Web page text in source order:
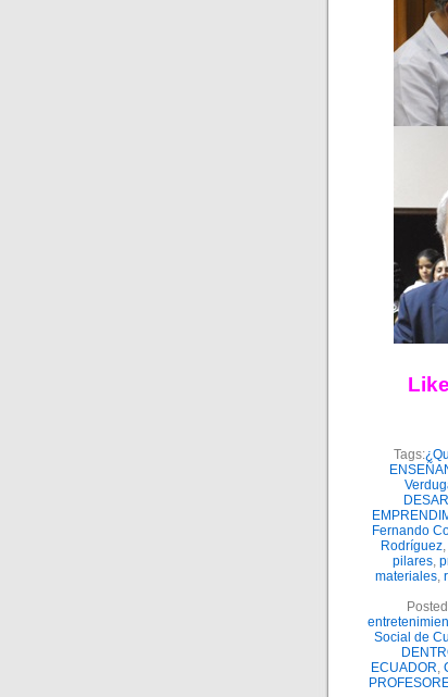
Like
Tags:
Fernando
Rodríguez,
pilares,
materiales,
Social de
ECUADOR,